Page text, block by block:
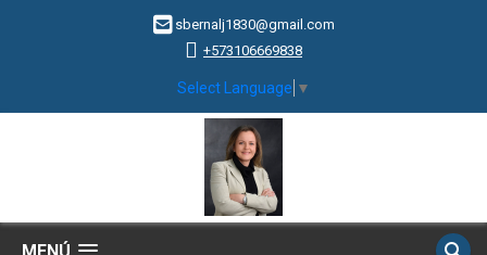
sbernalj1830@gmail.com
+573106669838
Select Language ▼